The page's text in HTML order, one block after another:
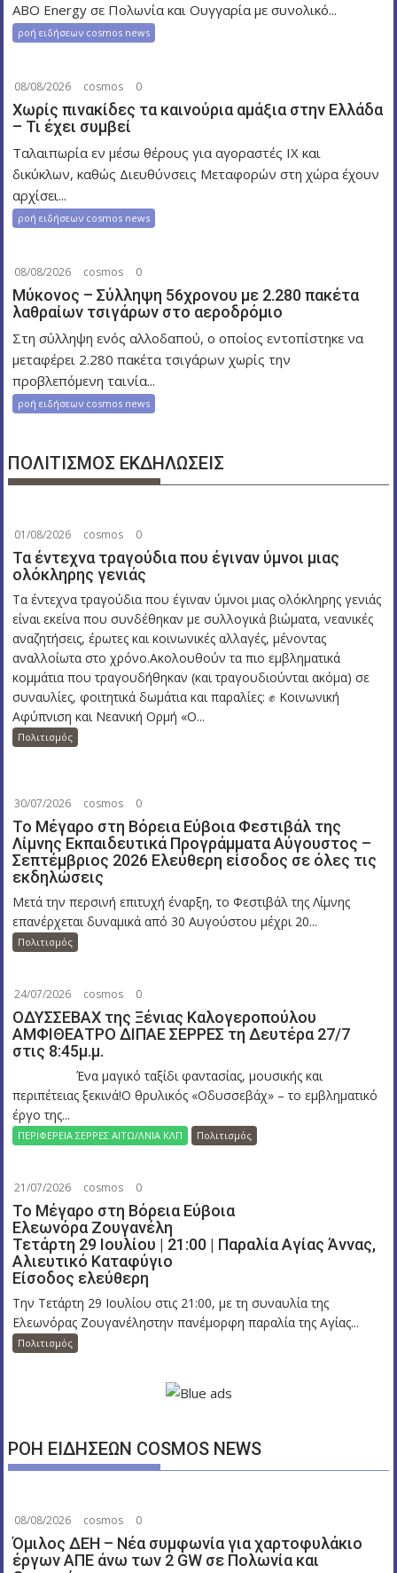
ABO Energy σε Πολωνία και Ουγγαρία με συνολικό...
ροή ειδήσεων cosmos news
08/08/2026 cosmos 0
Χωρίς πινακίδες τα καινούρια αμάξια στην Ελλάδα
– Τι έχει συμβεί
Ταλαιπωρία εν μέσω θέρους για αγοραστές ΙΧ και
δικύκλων, καθώς Διευθύνσεις Μεταφορών στη χώρα έχουν
αρχίσει...
ροή ειδήσεων cosmos news
08/08/2026 cosmos 0
Μύκονος – Σύλληψη 56χρονου με 2.280 πακέτα
λαθραίων τσιγάρων στο αεροδρόμιο
Στη σύλληψη ενός αλλοδαπού, ο οποίος εντοπίστηκε να
μεταφέρει 2.280 πακέτα τσιγάρων χωρίς την
προβλεπόμενη ταινία...
ροή ειδήσεων cosmos news
ΠΟΛΙΤΙΣΜΟΣ ΕΚΔΗΛΩΣΕΙΣ
01/08/2026 cosmos 0
Τα έντεχνα τραγούδια που έγιναν ύμνοι μιας
ολόκληρης γενιάς
Τα έντεχνα τραγούδια που έγιναν ύμνοι μιας ολόκληρης γενιάς
είναι εκείνα που συνδέθηκαν με συλλογικά βιώματα, νεανικές
αναζητήσεις, έρωτες και κοινωνικές αλλαγές, μένοντας
αναλλοίωτα στο χρόνο.Ακολουθούν τα πιο εμβληματικά
κομμάτια που τραγουδήθηκαν (και τραγουδιούνται ακόμα) σε
συναυλίες, φοιτητικά δωμάτια και παραλίες: ✊ Κοινωνική
Αφύπνιση και Νεανική Ορμή «Ο...
Πολιτισμός
30/07/2026 cosmos 0
Το Μέγαρο στη Βόρεια Εύβοια Φεστιβάλ της
Λίμνης Εκπαιδευτικά Προγράμματα Αύγουστος –
Σεπτέμβριος 2026 Ελεύθερη είσοδος σε όλες τις
εκδηλώσεις
Μετά την περσινή επιτυχή έναρξη, το Φεστιβάλ της Λίμνης
επανέρχεται δυναμικά από 30 Αυγούστου μέχρι 20...
Πολιτισμός
24/07/2026 cosmos 0
ΟΔΥΣΣΕΒΑΧ της Ξένιας Καλογεροπούλου
ΑΜΦΙΘΕΑΤΡΟ ΔΙΠΑΕ ΣΕΡΡΕΣ τη Δευτέρα 27/7
στις 8:45μ.μ.
Ένα μαγικό ταξίδι φαντασίας, μουσικής και
περιπέτειας ξεκινά!Ο θρυλικός «Οδυσσεβάχ» – το εμβληματικό
έργο της...
ΠΕΡΙΦΕΡΕΙΑ ΣΕΡΡΕΣ ΑΙΤΩ/ΛΝΙΑ ΚΛΠ Πολιτισμός
21/07/2026 cosmos 0
Το Μέγαρο στη Βόρεια Εύβοια
Ελεωνόρα Ζουγανέλη
Τετάρτη 29 Ιουλίου | 21:00 | Παραλία Αγίας Άννας,
Αλιευτικό Καταφύγιο
Είσοδος ελεύθερη
Την Τετάρτη 29 Ιουλίου στις 21:00, με τη συναυλία της
Ελεωνόρας Ζουγανέληστην πανέμορφη παραλία της Αγίας...
Πολιτισμός
ΡΟΗ ΕΙΔΗΣΕΩΝ COSMOS NEWS
08/08/2026 cosmos 0
Όμιλος ΔΕΗ – Νέα συμφωνία για χαρτοφυλάκιο
έργων ΑΠΕ άνω των 2 GW σε Πολωνία και